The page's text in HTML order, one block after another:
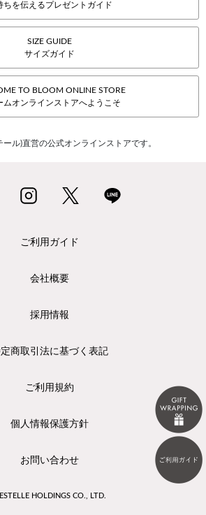
ちを伝えるプレゼントガイド
SIZE GUIDE
サイズガイド
TO BLOOM ONLINE STORE
ムオンラインストアへようこそ
ール)直営の公式オンラインストアです。
ご利用ガイド
会社概要
採用情報
商取引法に基づく表記
ご利用規約
個人情報保護方針
お問い合わせ
HOLDINGS CO., LTD.